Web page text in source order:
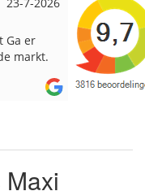
over
Snelle